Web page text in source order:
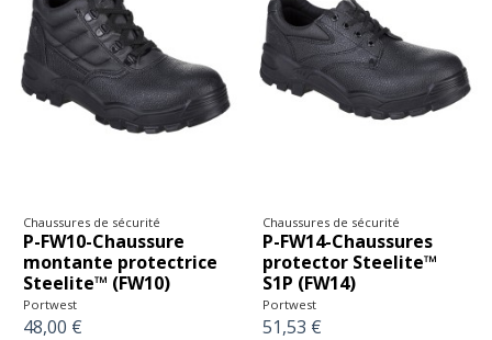
Chaussures de sécurité
P-FW10-Chaussure
montante protectrice
Steelite™ (FW10)
Portwest
48,00 €
Chaussures de sécurité
P-FW14-Chaussures
protector Steelite™
S1P (FW14)
Portwest
51,53 €